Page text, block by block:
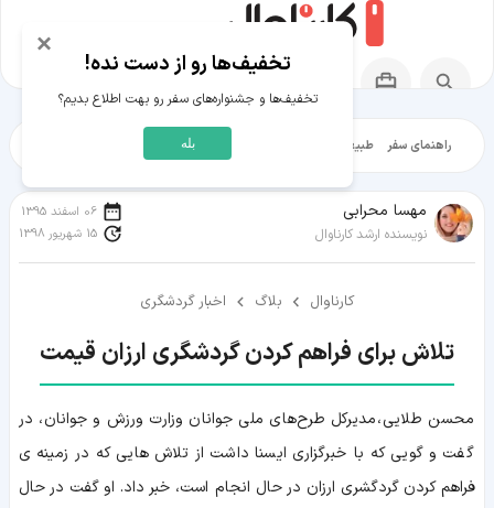
راهنمای سفر طبیعت‌گردی شهرگردی
مهسا محرابی
نویسنده ارشد کارناوال
06 اسفند 1395
15 شهریور 1398
کارناوال بلاگ اخبار گردشگری
تلاش برای فراهم کردن گردشگری ارزان‌ قیمت
محسن طلایی، مدیرکل طرح‌های ملی جوانان وزارت ورزش و جوانان، در
گفت و گویی که با خبرگزاری ایسنا داشت از تلاش هایی که در زمینه ی
فراهم کردن گردگشری ارزان در حال انجام است، خبر داد. او گفت در حال
×
تخفیف‌ها رو از دست نده!
تخفیف‌ها و جشنواره‌های سفر رو بهت اطلاع بدیم؟
بله